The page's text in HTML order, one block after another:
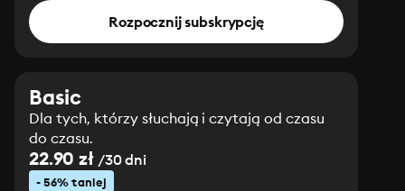
Rozpocznij subskrypcję
Basic
Dla tych, którzy słuchają i czytają od czasu
do czasu.
22.90 zł/30 dni
- 56% taniej